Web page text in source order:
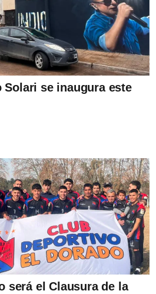
se inaugura este
será el Clausura de la